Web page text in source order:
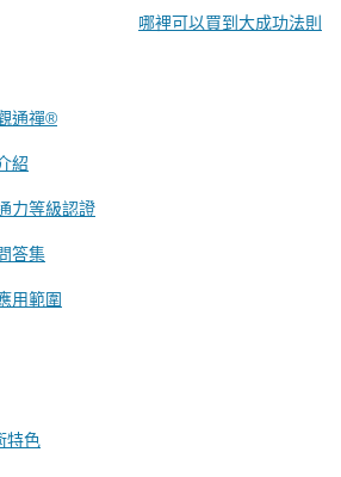
哪裡可以買到大成功法則
通禪®
紹
力等級認證
答集
用範圍
特色